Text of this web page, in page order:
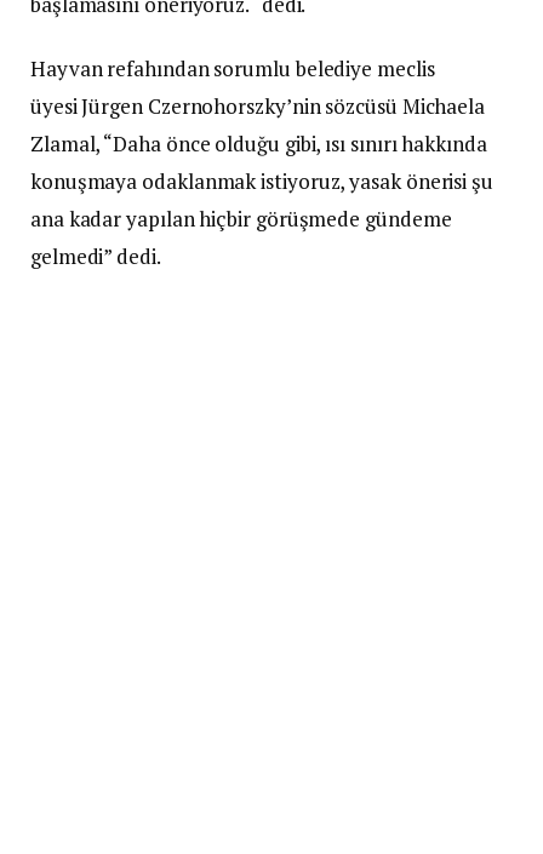
Hayvan refahından sorumlu belediye meclis
üyesi Jürgen Czernohorszky’nin sözcüsü Michaela
Zlamal, “Daha önce olduğu gibi, ısı sınırı hakkında
konuşmaya odaklanmak istiyoruz, yasak önerisi şu
ana kadar yapılan hiçbir görüşmede gündeme
gelmedi” dedi.